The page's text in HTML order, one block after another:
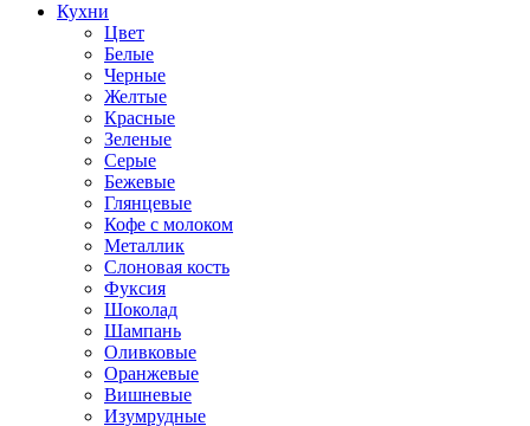
Кухни
Цвет
Белые
Черные
Желтые
Красные
Зеленые
Серые
Бежевые
Глянцевые
Кофе с молоком
Металлик
Слоновая кость
Фуксия
Шоколад
Шампань
Оливковые
Оранжевые
Вишневые
Изумрудные